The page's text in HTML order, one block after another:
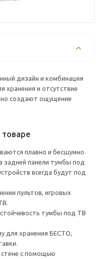
дизайн и комбинация
хранения и отсутствие
создают ощущение
плавно и бесшумно.
задней панели тумбы под
всегда будут под
пультов, игровых
тумбы под ТВ
для хранения БЕСТО,
с помощью